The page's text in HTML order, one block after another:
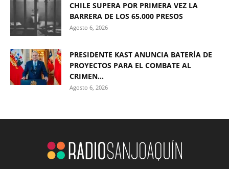
CHILE SUPERA POR PRIMERA VEZ LA
BARRERA DE LOS 65.000 PRESOS
Agosto 6, 2026
PRESIDENTE KAST ANUNCIA BATERÍA DE
PROYECTOS PARA EL COMBATE AL
CRIMEN...
Agosto 6, 2026